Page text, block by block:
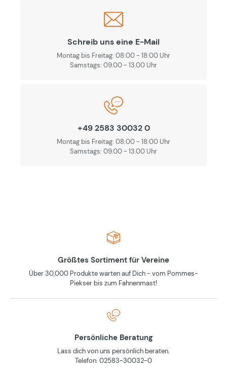
Schreib uns eine E-Mail
Montag bis Freitag: 08:00 - 18:00 Uhr
Samstags: 09.00 - 13.00 Uhr
+49 2583 30032 0
Montag bis Freitag: 08:00 - 18:00 Uhr
Samstags: 09.00 - 13.00 Uhr
Größtes Sortiment für Vereine
Über 30,000 Produkte warten auf Dich - vom Pommes-
Piekser bis zum Fahnenmast!
Persönliche Beratung
Lass dich von uns persönlich beraten.
Telefon: 02583-30032-0